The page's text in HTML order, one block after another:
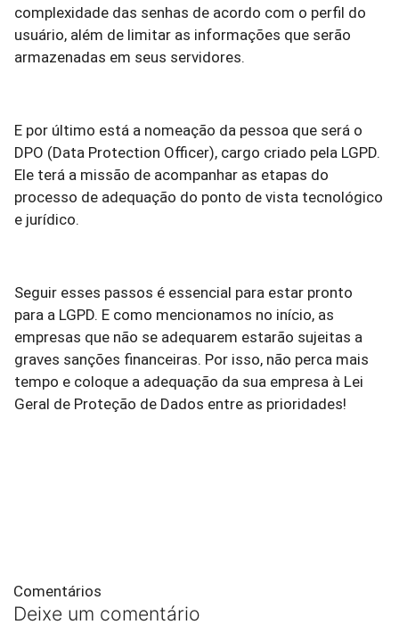
complexidade das senhas de acordo com o perfil do
usuário, além de limitar as informações que serão
armazenadas em seus servidores.
E por último está a nomeação da pessoa que será o
DPO (Data Protection Officer), cargo criado pela LGPD.
Ele terá a missão de acompanhar as etapas do
processo de adequação do ponto de vista tecnológico
e jurídico.
Seguir esses passos é essencial para estar pronto
para a LGPD. E como mencionamos no início, as
empresas que não se adequarem estarão sujeitas a
graves sanções financeiras. Por isso, não perca mais
tempo e coloque a adequação da sua empresa à Lei
Geral de Proteção de Dados entre as prioridades!
Comentários
Deixe um comentário